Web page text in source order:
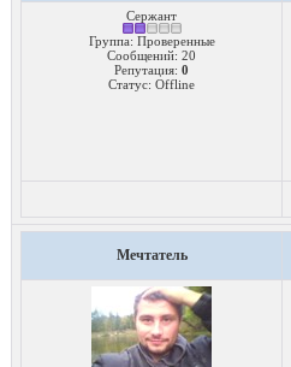
Сержант
Группа: Проверенные
Сообщений: 20
Репутация: 0
Статус: Offline
Мечтатель